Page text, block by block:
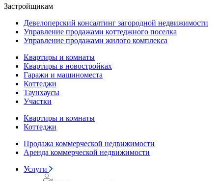
Застройщикам
Девелоперский консалтинг загородной недвижимости
Управление продажами коттеджного поселка
Управление продажами жилого комплекса
Квартиры и комнаты
Квартиры в новостройках
Гаражи и машиноместа
Коттеджи
Таунхаусы
Участки
Квартиры и комнаты
Коттеджи
Продажа коммерческой недвижимости
Аренда коммерческой недвижимости
Услуги